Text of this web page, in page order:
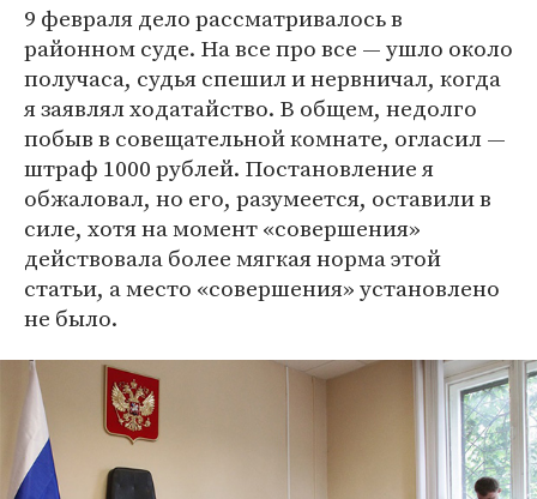
9 февраля дело рассматривалось в
районном суде. На все про все — ушло около
получаса, судья спешил и нервничал, когда
я заявлял ходатайство. В общем, недолго
побыв в совещательной комнате, огласил —
штраф 1000 рублей. Постановление я
обжаловал, но его, разумеется, оставили в
силе, хотя на момент «совершения»
действовала более мягкая норма этой
статьи, а место «совершения» установлено
не было.